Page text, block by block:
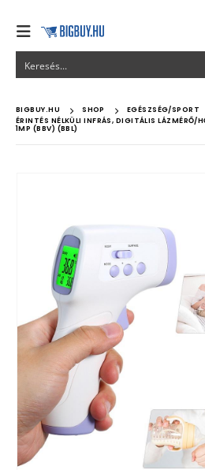
BIGBUY.HU SHOP
EGÉSZSÉG/SPORT
ÉRINTÉS NÉLKÜLI INFRÁS, DIGITÁLIS LÁZMÉRŐ/
1MP (BBV) (BBL)